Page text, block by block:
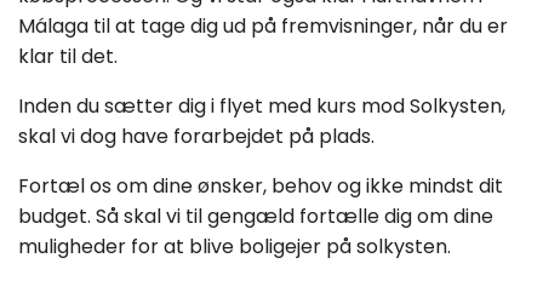
Málaga til at tage dig ud på fremvisninger, når du er
klar til det.
Inden du sætter dig i flyet med kurs mod Solkysten,
skal vi dog have forarbejdet på plads.
Fortæl os om dine ønsker, behov og ikke mindst dit
budget. Så skal vi til gengæld fortælle dig om dine
muligheder for at blive boligejer på solkysten.